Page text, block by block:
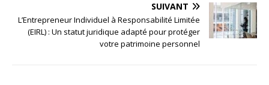
SUIVANT
L’Entrepreneur Individuel à Responsabilité Limitée
(EIRL) : Un statut juridique adapté pour protéger
votre patrimoine personnel